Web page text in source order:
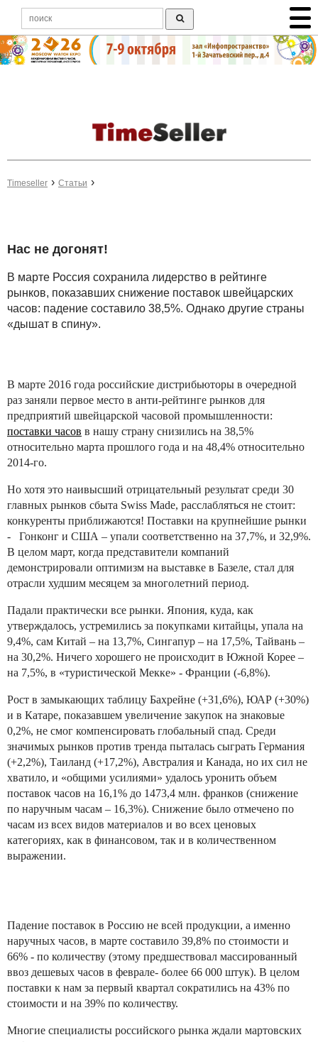
Timeseller Статьи
Нас не догонят!
В марте Россия сохранила лидерство в рейтинге
рынков, показавших снижение поставок швейцарских
часов: падение составило 38,5%. Однако другие страны
«дышат в спину».
В марте 2016 года российские дистрибьюторы в очередной
раз заняли первое место в анти-рейтинге рынков для
предприятий швейцарской часовой промышленности:
поставки часов в нашу страну снизились на 38,5%
относительно марта прошлого года и на 48,4% относительно
2014-го.
Но хотя это наивысший отрицательный результат среди 30
главных рынков сбыта Swiss Made, расслабляться не стоит:
конкуренты приближаются! Поставки на крупнейшие рынки
- Гонконг и США – упали соответственно на 37,7%, и 32,9%.
В целом март, когда представители компаний
демонстрировали оптимизм на выставке в Базеле, стал для
отрасли худшим месяцем за многолетний период.
Падали практически все рынки. Япония, куда, как
утверждалось, устремились за покупками китайцы, упала на
9,4%, сам Китай – на 13,7%, Сингапур – на 17,5%, Тайвань –
на 30,2%. Ничего хорошего не происходит в Южной Корее –
на 7,5%, в «туристической Мекке» - Франции (-6,8%).
Рост в замыкающих таблицу Бахрейне (+31,6%), ЮАР (+30%)
и в Катаре, показавшем увеличение закупок на знаковые
0,2%, не смог компенсировать глобальный спад. Среди
значимых рынков против тренда пыталась сыграть Германия
(+2,2%), Таиланд (+17,2%), Австралия и Канада, но их сил не
хватило, и «общими усилиями» удалось уронить объем
поставок часов на 16,1% до 1473,4 млн. франков (снижение
по наручным часам – 16,3%). Снижение было отмечено по
часам из всех видов материалов и во всех ценовых
категориях, как в финансовом, так и в количественном
выражении.
Падение поставок в Россию не всей продукции, а именно
наручных часов, в марте составило 39,8% по стоимости и
66% - по количеству (этому предшествовал массированный
ввоз дешевых часов в феврале- более 66 000 штук). В целом
поставки к нам за первый квартал сократились на 43% по
стоимости и на 39% по количеству.
Многие специалисты российского рынка ждали мартовских